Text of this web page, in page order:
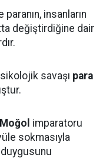
insanların
değiştirdiğine dair
savaşı para
Moğol imparatoru
sokmasıyla
duygusunu